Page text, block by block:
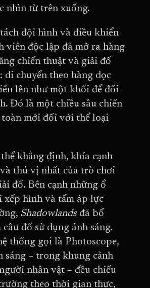
nhìn từ trên xuống.
đội hình và điều khiển
viên độc lập đã mở ra hàng
chiến thuật và giải đố
di chuyển theo hàng dọc
lên như một khối để đối
Đó là một chiều sâu chiến
mới đối với thể loại
khẳng định, khía cạnh
thú vị nhất của trò chơi
đố. Bên cạnh những ổ
xếp hình và tấm áp lực
Shadowlandsđã bổ
câu đố sử dụng ánh sáng.
thống gọi là Photoscope,
sáng – trong khung cảnh
nhân vật – đều chiếu
theo thời gian thực,